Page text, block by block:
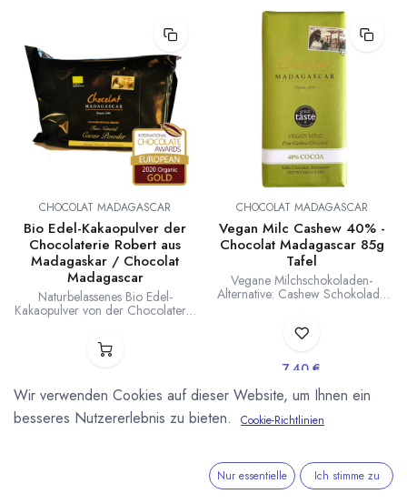
CHOCOLAT MADAGASCAR
Bio Edel-Kakaopulver der
Chocolaterie Robert aus
Madagaskar / Chocolat
Madagascar
Naturbelassenes Bio Edel-
Kakaopulver von der Chocolaterie
Robert aus Madagaskar. Dieses
Gold Medaille der International
ausgezeichnet. Natürlich
fruchtiges, nicht bitteres
Kakaopulver vom Kakaoanbau im
CHOCOLAT MADAGASCAR
Vegan Milc Cashew 40% -
Chocolat Madagascar 85g
Tafel
Vegane Milchschokoladen-
Alternative: Cashew Schokolade
nach die beste vegane Alternative
Award 2019. 85g Tafel. Auch als
Kuvertüre erhältlich. Herkunft von
Kakaobohnen, Cashewkernen und
Zucker, sowie die Verarbeitung zu
100 % in Madagaskar.
7,40 €
Lieferzeit: nicht auf Lager
87,06 € /
Wir verwenden Cookies auf dieser Website, um Ihnen ein
besseres Nutzererlebnis zu bieten.
Cookie-Richtlinien
Nur essentielle Ich stimme zu